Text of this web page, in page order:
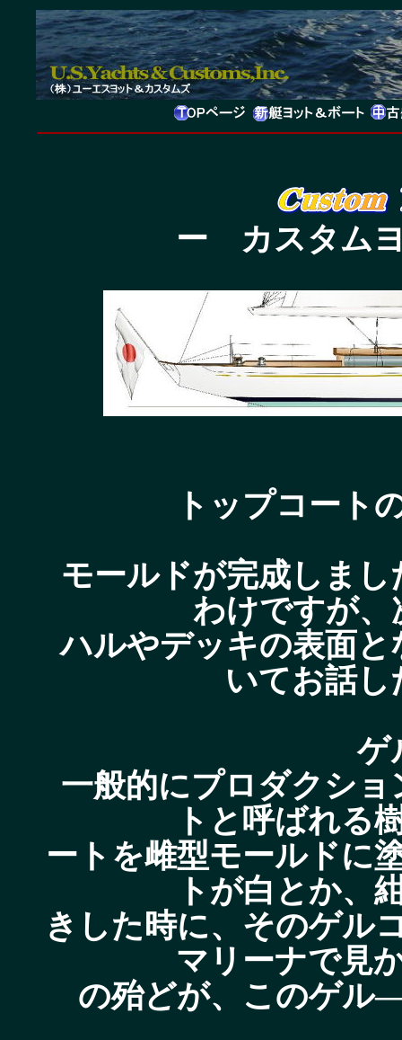
ー カスタム
トップコート
モールドが完成しま
わけですが
ハルやデッキの表面
いてお話
ゲ
一般的にプロダクシ
トと呼ばれる
ートを雌型モールドに
トが白とか、
きした時に、そのゲル
マリーナで見
の殆どが、このゲル